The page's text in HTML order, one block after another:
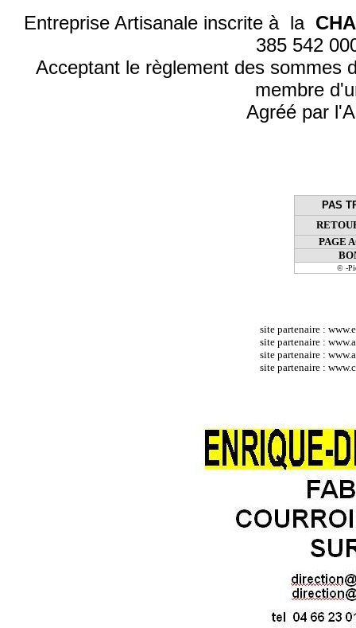
Entreprise Artisanale inscrite à la
385 542
Acceptant le règlement des sommes
membre
Agréé par
PAS
PAGE
© -
site partenaire :
site partenaire :
site partenaire :
site partenaire :